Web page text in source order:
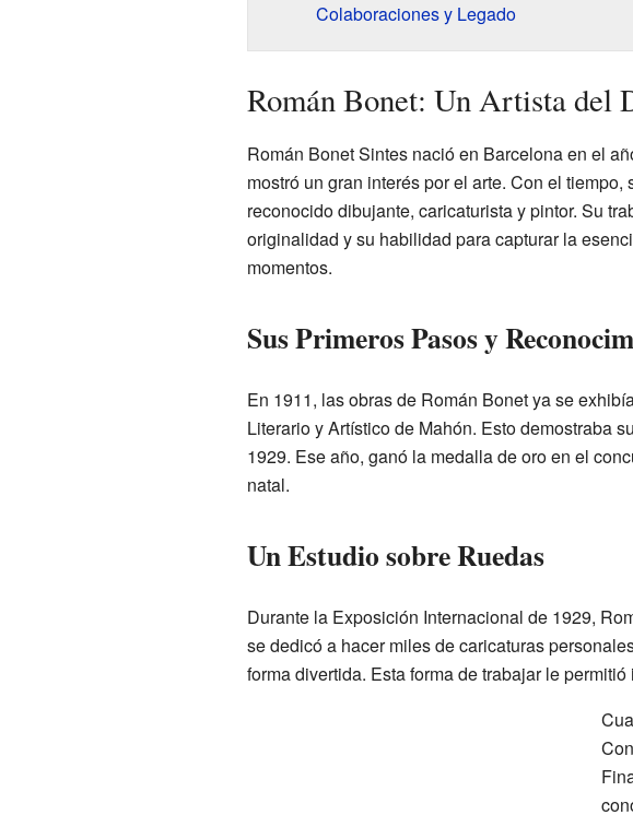
Colaboraciones y Legado
Román Bonet: Un Artista del
Román Bonet Sintes nació en Barcelona en el
mostró un gran interés por el arte. Con el tiempo,
reconocido dibujante, caricaturista y pintor. Su
originalidad y su habilidad para capturar la
momentos.
Sus Primeros Pasos y
En 1911, las obras de Román Bonet ya se
Literario y Artístico de Mahón. Esto demostraba
1929. Ese año, ganó la medalla de oro en el
natal.
Un Estudio sobre Ruedas
Durante la Exposición Internacional de 1929,
se dedicó a hacer miles de caricaturas
forma divertida. Esta forma de trabajar le